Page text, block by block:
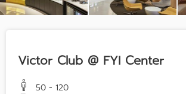
Victor Club @ FYI Center
50 - 120